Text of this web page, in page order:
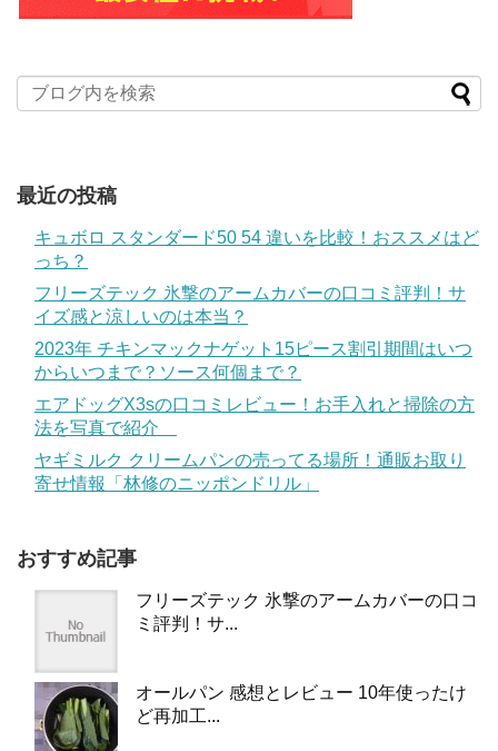
最近の投稿
キュボロ スタンダード50 54 違いを比較！おススメはど
っち？
フリーズテック 氷撃のアームカバーの口コミ評判！サ
イズ感と涼しいのは本当？
2023年 チキンマックナゲット15ピース割引期間はいつ
からいつまで？ソース何個まで？
エアドッグX3sの口コミレビュー！お手入れと掃除の方
法を写真で紹介
ヤギミルク クリームパンの売ってる場所！通販お取り
寄せ情報「林修のニッポンドリル」
おすすめ記事
フリーズテック 氷撃のアームカバーの口コ
ミ評判！サ...
オールパン 感想とレビュー 10年使ったけ
ど再加工...